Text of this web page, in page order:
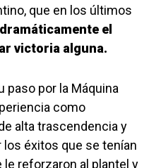
que en los últimos
el
victoria alguna.
paso por la Máquina
como
alta trascendencia y
éxitos que se tenían
reforzaron al plantel y